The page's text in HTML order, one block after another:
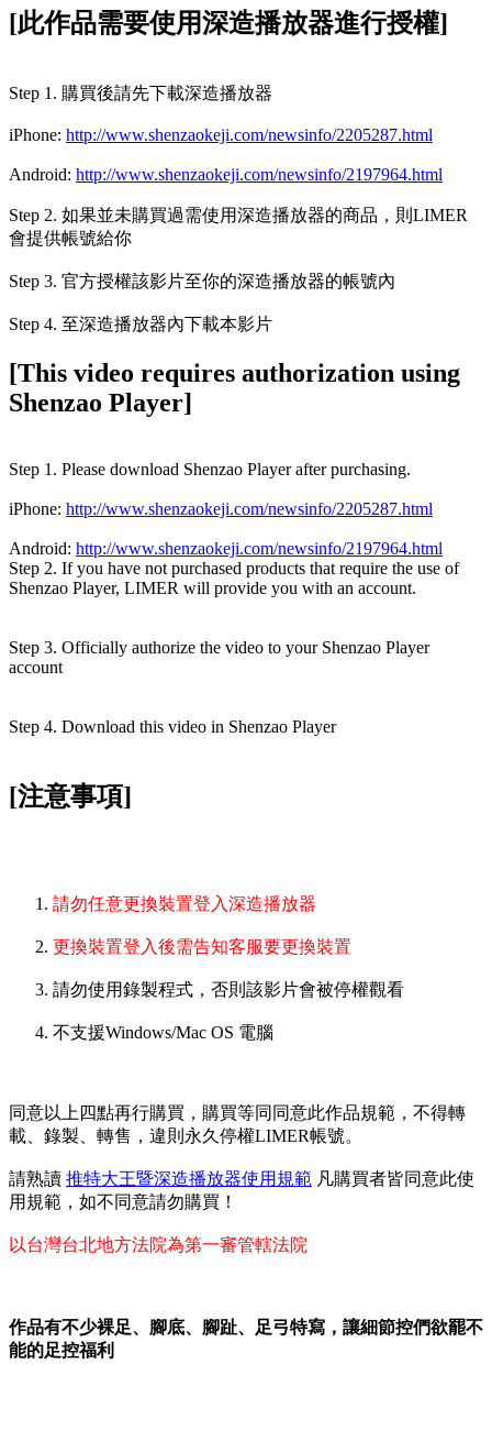
[此作品需要使用深造播放器進行授權]
Step 1. 購買後請先下載深造播放器
iPhone: http://www.shenzaokeji.com/newsinfo/2205287.html
Android: http://www.shenzaokeji.com/newsinfo/2197964.html
Step 2. 如果並未購買過需使用深造播放器的商品，則LIMER
會提供帳號給你
Step 3. 官方授權該影片至你的深造播放器的帳號內
Step 4. 至深造播放器內下載本影片
[This video requires authorization using
Shenzao Player]
Step 1. Please download Shenzao Player after purchasing.
iPhone: http://www.shenzaokeji.com/newsinfo/2205287.html
Android: http://www.shenzaokeji.com/newsinfo/2197964.html
Step 2. If you have not purchased products that require the use of
Shenzao Player, LIMER will provide you with an account.
Step 3. Officially authorize the video to your Shenzao Player
account
Step 4. Download this video in Shenzao Player
[注意事項]
請勿任意更換裝置登入深造播放器
更換裝置登入後需告知客服要更換裝置
請勿使用錄製程式，否則該影片會被停權觀看
不支援Windows/Mac OS 電腦
同意以上四點再行購買，購買等同同意此作品規範，不得轉
載、錄製、轉售，違則永久停權LIMER帳號。
請熟讀 推特大王暨深造播放器使用規範 凡購買者皆同意此使
用規範，如不同意請勿購買！
以台灣台北地方法院為第一審管轄法院
作品有不少裸足、腳底、腳趾、足弓特寫，讓細節控們欲罷不
能的足控福利